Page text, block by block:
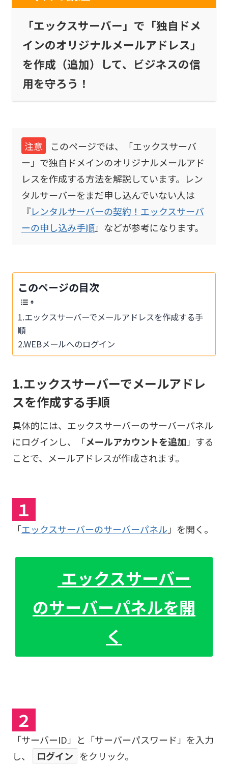
「エックスサーバー」で「独自ドメ
インのオリジナルメールアドレス」
を作成（追加）して、ビジネスの信
用を守ろう！
注意
このページでは、「エックスサーバ
ー」で独自ドメインのオリジナルメールアド
レスを作成する方法を解説しています。レン
タルサーバーをまだ申し込んでいない人は
『レンタルサーバーの契約！エックスサーバ
ーの申し込み手順』などが参考になります。
このページの目次
1.エックスサーバーでメールアドレスを作成する手
順
2.WEBメールへのログイン
1.エックスサーバーでメールアドレ
スを作成する手順
具体的には、エックスサーバーのサーバーパネル
にログインし、「メールアカウントを追加」する
ことで、メールアドレスが作成されます。
１
「エックスサーバーのサーバーパネル」を開く。
エックスサーバー
のサーバーパネルを開
く
２
「サーバーID」と「サーバーパスワード」を入力
し、
ログイン をクリック。